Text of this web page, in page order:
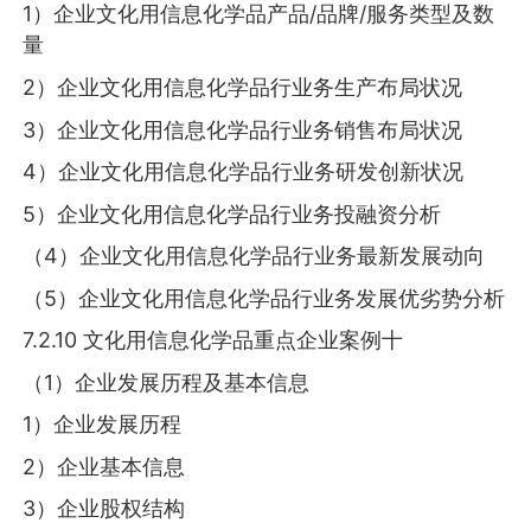
1）企业文化用信息化学品产品/品牌/服务类型及数
量
2）企业文化用信息化学品行业务生产布局状况
3）企业文化用信息化学品行业务销售布局状况
4）企业文化用信息化学品行业务研发创新状况
5）企业文化用信息化学品行业务投融资分析
（4）企业文化用信息化学品行业务最新发展动向
（5）企业文化用信息化学品行业务发展优劣势分析
7.2.10 文化用信息化学品重点企业案例十
（1）企业发展历程及基本信息
1）企业发展历程
2）企业基本信息
3）企业股权结构